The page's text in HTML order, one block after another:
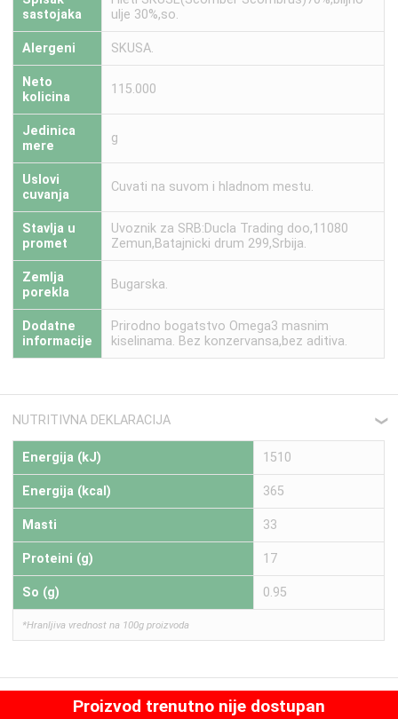
sastojaka
ulje 30%,so.
Alergeni SKUSA.
Neto
kolicina
115.000
Jedinica
mere
g
Uslovi
cuvanja
Cuvati na suvom i hladnom mestu.
Stavlja u
promet
Uvoznik za SRB:Ducla Trading doo,11080
Zemun,Batajnicki drum 299,Srbija.
Zemlja
porekla
Bugarska.
Dodatne
informacije
Prirodno bogatstvo Omega3 masnim
kiselinama. Bez konzervansa,bez aditiva.
NUTRITIVNA DEKLARACIJA ❮
Energija (kJ) 1510
Energija (kcal) 365
Masti 33
Proteini (g) 17
So (g) 0.95
*Hranljiva vrednost na 100g proizvoda
Proizvod trenutno nije dostupan